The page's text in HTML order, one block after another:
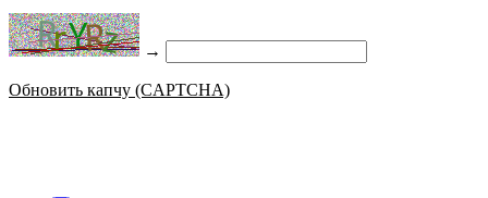
→
Обновить капчу (CAPTCHA)